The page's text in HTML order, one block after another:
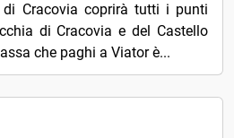
Cracovia coprirà tutti i punti
di Cracovia e del Castello
che paghi a Viator è...